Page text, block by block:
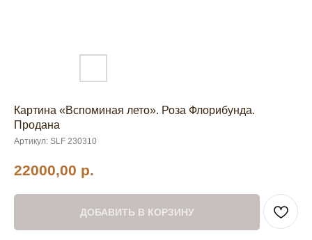
Картина «Вспоминая лето». Роза Флорибунда.
Продана
Артикул: SLF 230310
22000,00 р.
ДОБАВИТЬ В КОРЗИНУ